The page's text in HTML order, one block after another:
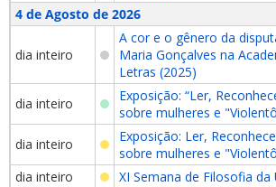
4 de Agosto de 2026
dia inteiro
A cor e o gênero da
Maria Gonçalves na
Letras (2025)
dia inteiro
Exposição: “Ler,
sobre mulheres e
dia inteiro
Exposição: Ler,
sobre mulheres e
dia inteiro
XI Semana de Filosofia da